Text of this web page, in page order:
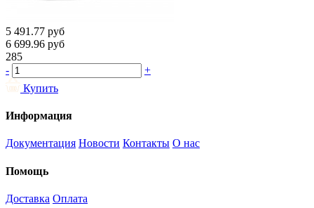
5 491.77 руб
6 699.96 руб
285
-
+
Купить
Информация
Документация Новости Контакты О нас
Помощь
Доставка Оплата